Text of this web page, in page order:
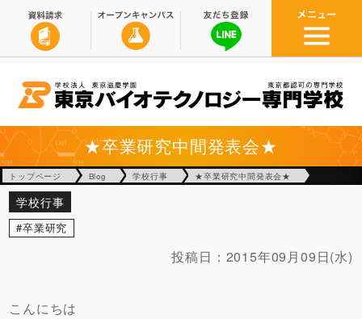
★卒業研究中間発表会★
トップページ Blog 学校行事 ★卒業研究中間発表会★
学校行事
卒業研究
投稿日： 2015年09月09日(水)
こんにちは